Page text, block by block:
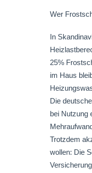
Wer
In
25%
im Haus
Die
bei Nutzung
Trotzdem
wollen: Die